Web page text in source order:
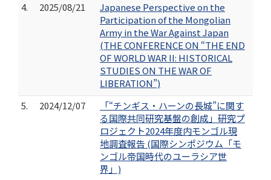
4.
2025/08/21
Japanese Perspective on the
Participation of the Mongolian
Army in the War Against Japan
(THE CONFERENCE ON “THE END
OF WORLD WAR II: HISTORICAL
STUDIES ON THE WAR OF
LIBERATION”)
5.
2024/12/07
「“チンギス・ハーンの長城”に関す
る国際共同研究基盤の創成」研究プ
ロジェクト2024年度内モンゴル現
地調査報告 (国際シンポジウム「モ
ンゴル帝国時代のユーラシア世
界」)